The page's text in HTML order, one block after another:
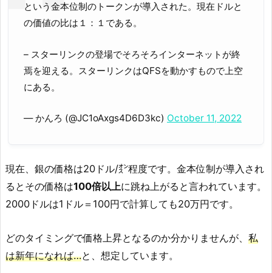
という金本位制のトークンが導入された。現在ドルと
の価値の比は１：１である。
– スターリンクの登場でそろそろインターネットが終
焉を迎える。スターリンクはQFSを動かすもので上空
にある。
— かんろ (@JC1oAxgs4D6D3kc) October 11, 2022
現在、銀の価格は20ドル/㌉程度です。金本位制が導入され
るとその価格は100倍以上に跳ね上がると言われています。
2000ドルは1ドル＝100円で計算しても20万円です。
どのタイミングで価格上昇となるのか分かりませんが、 私
は新年になれば…と、想定しています。